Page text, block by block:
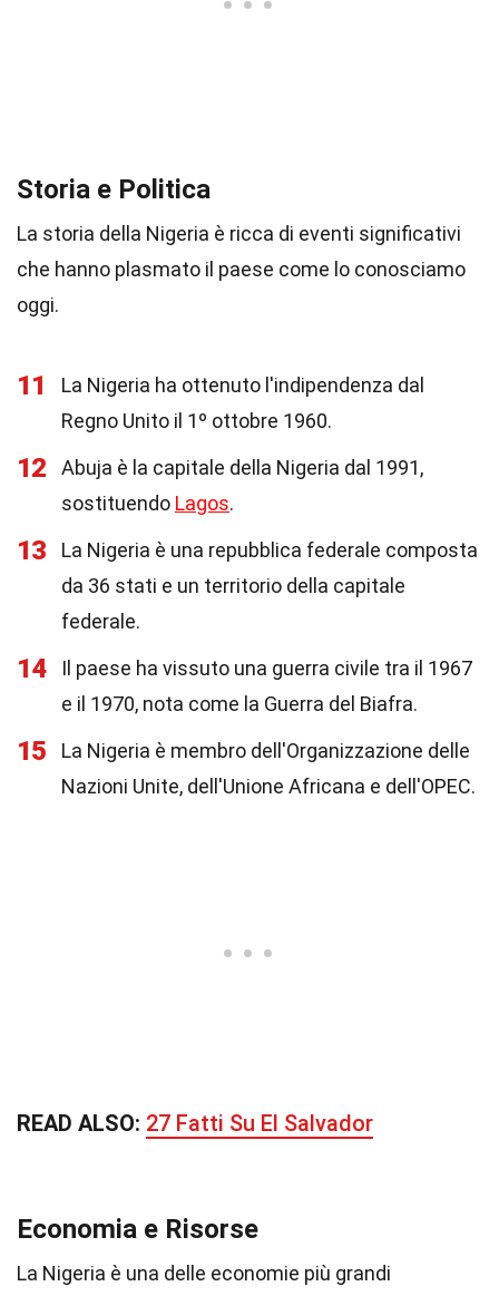
Storia e Politica
La storia della Nigeria è ricca di eventi significativi
che hanno plasmato il paese come lo conosciamo
oggi.
11
La Nigeria ha ottenuto l'indipendenza dal
Regno Unito il 1º ottobre 1960.
12
Abuja è la capitale della Nigeria dal 1991,
sostituendo Lagos.
13
La Nigeria è una repubblica federale composta
da 36 stati e un territorio della capitale
federale.
14
Il paese ha vissuto una guerra civile tra il 1967
e il 1970, nota come la Guerra del Biafra.
15
La Nigeria è membro dell'Organizzazione delle
Nazioni Unite, dell'Unione Africana e dell'OPEC.
READ ALSO: 27 Fatti Su El Salvador
Economia e Risorse
La Nigeria è una delle economie più grandi